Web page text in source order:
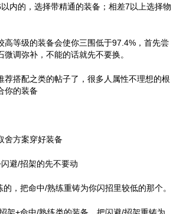
的，选择带精通的装备；相差7以上选择物
等级的装备会使你三围低于97.4%，首先尝
调弥补，不能的话就先不要换。
搭配之类的帖子了，很多人属性不理想的根
你的装备
方案穿好装备
避/招架的先不要动
把命中/熟练重铸为你闪招里较低的那个。
+命中/熟练类的装备，把闪避/招架重铸为